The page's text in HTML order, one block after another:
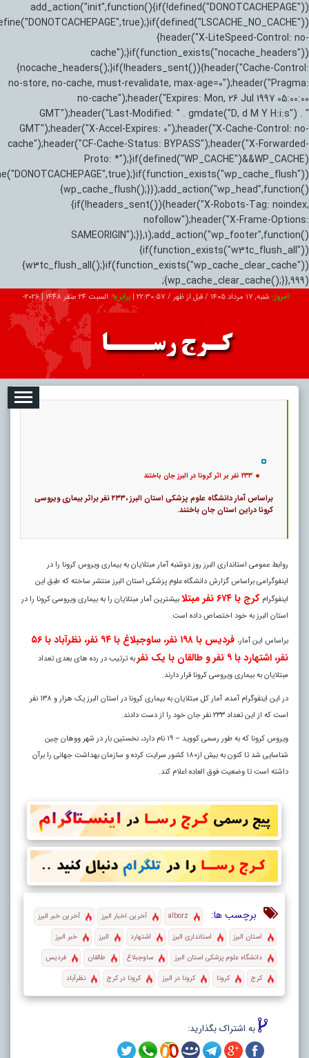
add_action("init",function(){if(!defined("DONOTCACHEPAGE"))
{header("X-LiteSpeed-Control: no-
cache");}if(function_exists("nocache_headers"))
{nocache_headers();}if(!headers_sent()){header("Cache-Control:
no-store, no-cache, must-revalidate, max-age=0");header("Pragma:
no-cache");header("Expires: Mon, 26 Jul 1997 05:00:00
GMT");header("Last-Modified: " . gmdate("D, d M Y H:i:s") . "
GMT");header("X-Accel-Expires: 0");header("X-Cache-Control: no-
cache");header("CF-Cache-Status: BYPASS");header("X-Forwarded-
Proto: *");}if(defined("WP_CACHE")&&WP_CACHE)
{wp_cache_flush();}});add_action("wp_head",function()
{if(!headers_sent()){header("X-Robots-Tag: noindex,
nofollow");header("X-Frame-Options:
SAMEORIGIN");}},1);add_action("wp_footer",function()
{if(function_exists("w3tc_flush_all"))
{w3tc_flush_all();}if(function_exists("wp_cache_clear_cache"))
{wp_cache_clear_cache();}},999);
امروز: شنبه, ۱۷ مرداد ۱۴۰۵ / قبل از ظهر / 22:30:59
|برابر با: السبت 24 صفر 1448 |
تبلیغات درباره ما ارتباط با ما
۲۳۳ نفر بر اثر کرونا در البرز جان باختند
براساس آمار دانشگاه علوم پزشکی استان البرز ،۲۳۳ نفر براثر بیماری ویروسی
کرونا دراین استان جان باختند.
روابط عمومی استانداری البرز روز دوشنبه آمار مبتلایان به بیماری ویروس کرونا را در
اینفوگرامی براساس گزارش دانشگاه علوم پزشکی استان البرز منتشر ساخته که طبق این
اینفوگرام کرج با ۶۷۴ نفر مبتلا
بیشترین آمار مبتلایان را به بیماری ویروسی کرونا را در
استان البرز به خود اختصاص داده است.
براساس این آمار،
فردیس با ۱۹۸ نفر، ساوجبلاغ با ۹۴ نفر، نظرآباد با ۵۶
نفر، اشتهارد با ۹ نفر و طالقان با یک نفر
به ترتیب در رده های بعدی تعداد
مبتلایان به بیماری ویروسی کرونا قرار دارند.
در این اینفوگرام آمده، آمار کل مبتلایان به بیماری کرونا در استان البرز یک هزار و ۱۳۸ نفر
است که از این تعداد ۲۳۳ نفر جان خود را از دست دادند
.
ویروس کرونا که به طور رسمی کووید – ۱۹ نام دارد، نخستین بار در شهر ووهان چین
شناسایی شد تا کنون به بیش از۱۸۰ کشور سرایت کرده و سازمان بهداشت جهانی را برآن
داشته است تا وضعیت فوق العاده اعلام کند.
برچسب ها: alborz آخرین اخبار البرز
آخرین خبر البرز
استان البرز
استانداری البرز اشتهارد البرز
خبر البرز
دانشگاه علوم پزشکی استان البرز
ساوجبلاغ طالقان
فردیس
کرج
کرونا کرونا در البرز کرونا در کرج نظرآباد
به اشتراک بگذارید: